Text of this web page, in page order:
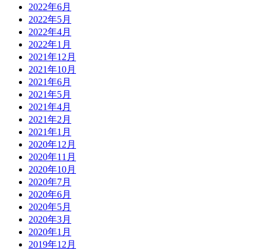
2022年6月
2022年5月
2022年4月
2022年1月
2021年12月
2021年10月
2021年6月
2021年5月
2021年4月
2021年2月
2021年1月
2020年12月
2020年11月
2020年10月
2020年7月
2020年6月
2020年5月
2020年3月
2020年1月
2019年12月